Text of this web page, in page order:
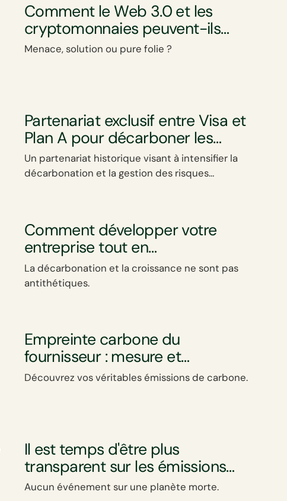
Comment le Web 3.0 et les
cryptomonnaies peuvent-ils
être une solution pour le
Menace, solution ou pure folie ?
Partenariat exclusif entre Visa et
Plan A pour décarboner les
entreprises dans le monde
entier
Un partenariat historique visant à intensifier la
décarbonation et la gestion des risques
Comment développer votre
entreprise tout en
décarbonant?
La décarbonation et la croissance ne sont pas
antithétiques.
Empreinte carbone du
fournisseur : mesure et
réduction des émissions scope
Découvrez vos véritables émissions de carbone.
Il est temps d'être plus
transparent sur les émissions
carbone des événements.
Aucun événement sur une planète morte.